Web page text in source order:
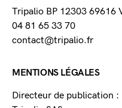
Tripalio BP 12303 69616
04 81 65 33 70
contact@tripalio.fr
MENTIONS LÉGALES
Directeur de publication :